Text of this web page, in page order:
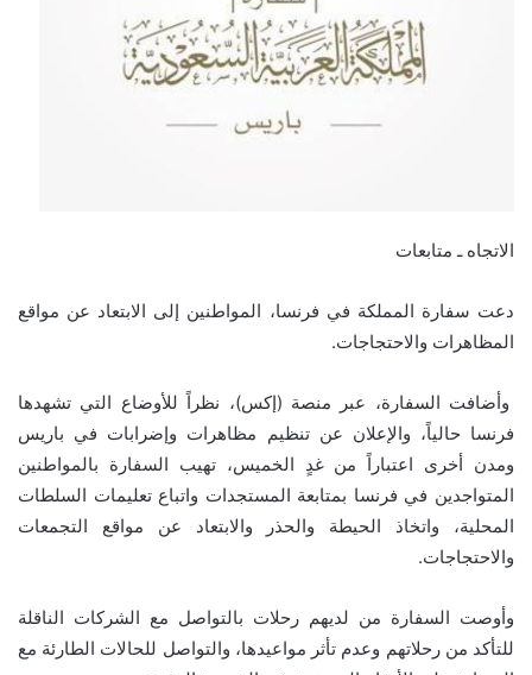
الاتجاه ـ متابعات
دعت سفارة المملكة في فرنسا، المواطنين إلى الابتعاد عن مواقع
المظاهرات والاحتجاجات.
وأضافت السفارة، عبر منصة (إكس)، نظراً للأوضاع التي تشهدها
فرنسا حالياً، والإعلان عن تنظيم مظاهرات وإضرابات في باريس
ومدن أخرى اعتباراً من غدٍ الخميس، تهيب السفارة بالمواطنين
المتواجدين في فرنسا بمتابعة المستجدات واتباع تعليمات السلطات
المحلية، واتخاذ الحيطة والحذر والابتعاد عن مواقع التجمعات
والاحتجاجات.
وأوصت السفارة من لديهم رحلات بالتواصل مع الشركات الناقلة
للتأكد من رحلاتهم وعدم تأثر مواعيدها، والتواصل للحالات الطارئة مع